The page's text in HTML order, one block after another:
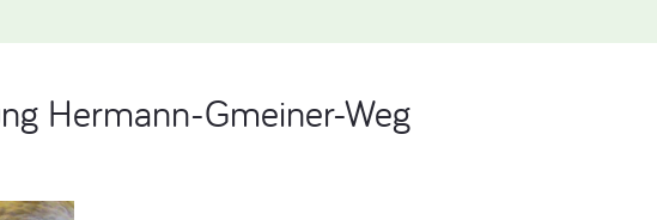
Hermann-Gmeiner-Weg